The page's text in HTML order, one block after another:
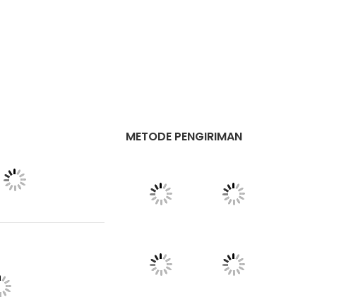
METODE PENGIRIMAN